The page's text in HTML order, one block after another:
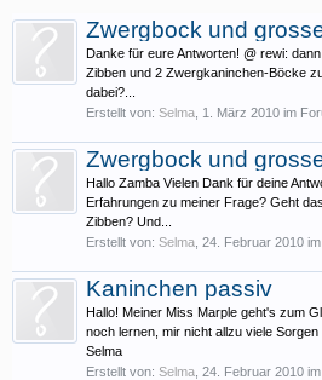
Zwergbock und
Danke für eure Antworten! @ rewi:
Zibben und 2 Zwergkaninchen-Böcke
dabei?...
Erstellt von: Selma 1. März 2010 im
Zwergbock und
Hallo Zamba Vielen Dank für deine
Erfahrungen zu meiner Frage? Geht
Zibben? Und...
Erstellt von: Selma 24. Februar 2010
Kaninchen passiv
Hallo! Meiner Miss Marple geht's zum
noch lernen, mir nicht allzu viele
Selma
Erstellt von: Selma 24. Februar 2010